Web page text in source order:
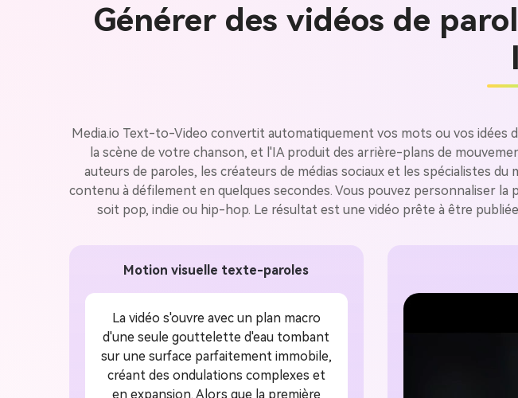
Générer des vidéos de
Media.io Text-to-Video convertit automatiquement vos mots ou vos idées
la scène de votre chanson, et l'IA produit des arrière-plans de
auteurs de paroles, les créateurs de médias sociaux et les spécialistes
contenu à défilement en quelques secondes. Vous pouvez personnaliser
soit pop, indie ou hip-hop. Le résultat est une vidéo prête à être
Motion visuelle texte-paroles
La vidéo s'ouvre avec un plan macro
d'une seule gouttelette d'eau tombant
sur une surface parfaitement immobile,
créant des ondulations complexes et
en expansion. Alors que la première